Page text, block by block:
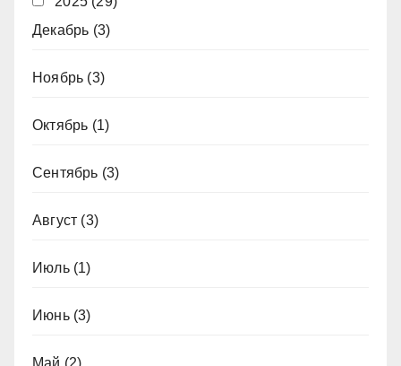
Декабрь (3)
Ноябрь (3)
Октябрь (1)
Сентябрь (3)
Август (3)
Июль(1)
Июнь(3)